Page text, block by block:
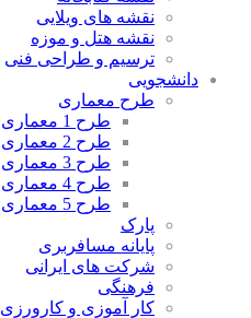
نقشه های ویلایی
نقشه هتل و موزه
ترسیم و طراحی فنی
دانشجویی
طرح معماری
طرح 1 معماری
طرح 2 معماری
طرح 3 معماری
طرح 4 معماری
طرح 5 معماری
پارک
پایانه مسافربری
شرکت های ایرانی
فرهنگی
کار آموزی و کارورزی